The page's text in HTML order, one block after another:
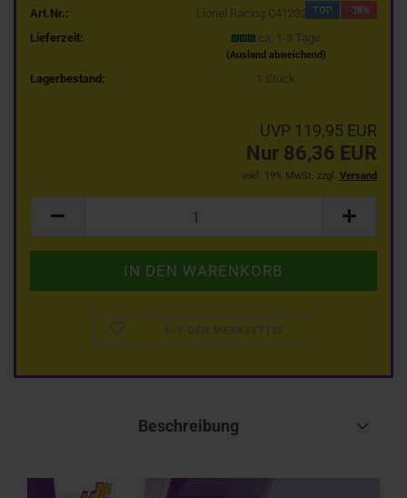
TOP -28%
Art.Nr.:
Lionel Racing C412323WODPR
Lieferzeit:
ca. 1-3 Tage
(Ausland abweichend)
Lagerbestand: 1 Stück
UVP 119,95 EUR
Nur 86,36 EUR
inkl. 19% MwSt. zzgl. Versand
AUF DEN MERKZETTEL
Beschreibung